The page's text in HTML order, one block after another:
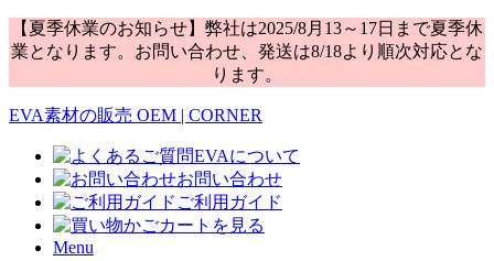
【夏季休業のお知らせ】弊社は2025/8月13～17日まで夏季休
業となります。お問い合わせ、発送は8/18より順次対応とな
ります。
EVA素材の販売 OEM | CORNER
EVAについて
お問い合わせ
ご利用ガイド
カートを見る
Menu